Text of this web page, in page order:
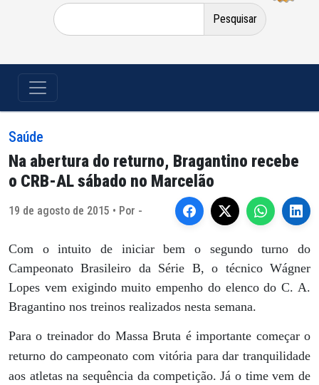
Pesquisar
por:
Saúde
Na abertura do returno, Bragantino recebe
o CRB-AL sábado no Marcelão
19 de agosto de 2015 • Por -
Com o intuito de iniciar bem o segundo turno do
Campeonato Brasileiro da Série B, o técnico Wágner
Lopes vem exigindo muito empenho do elenco do C. A.
Bragantino nos treinos realizados nesta semana.
Para o treinador do Massa Bruta é importante começar o
returno do campeonato com vitória para dar tranquilidade
aos atletas na sequência da competição. Já o time vem de